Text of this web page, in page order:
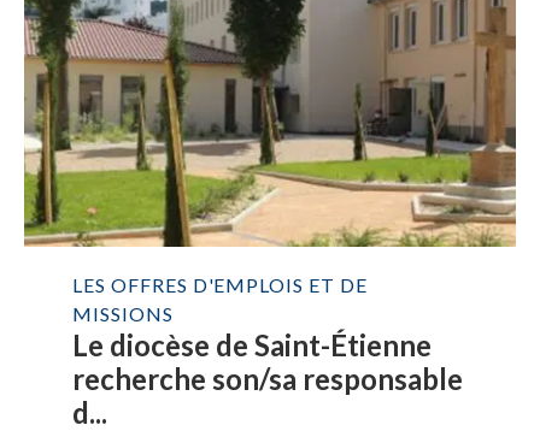
LES OFFRES D'EMPLOIS ET DE
MISSIONS
Le diocèse de Saint-Étienne
recherche son/sa responsable
d...